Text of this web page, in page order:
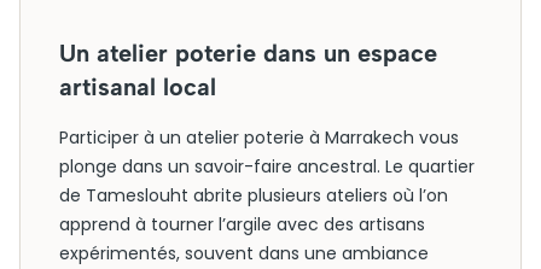
Un atelier poterie dans un espace
artisanal local
Participer à un atelier poterie à Marrakech vous
plonge dans un savoir-faire ancestral. Le quartier
de Tameslouht abrite plusieurs ateliers où l’on
apprend à tourner l’argile avec des artisans
expérimentés, souvent dans une ambiance